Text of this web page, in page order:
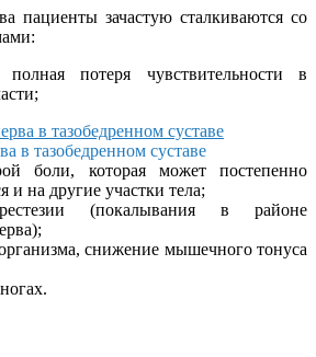
пациенты зачастую сталкиваются со
потеря чувствительности в
в тазобедренном суставе
боли, которая может постепенно
и на другие участки тела;
(покалывания в районе
снижение мышечного тонуса